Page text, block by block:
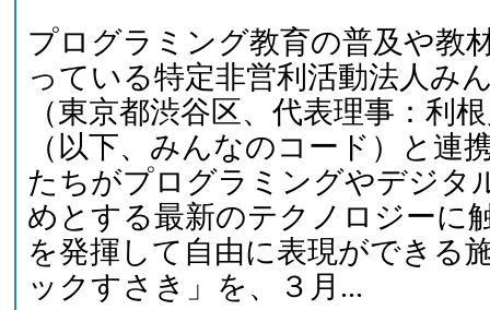
プログラミング教育の普及や教
っている特定非営利活動法人み
（東京都渋谷区、代表理事：利
（以下、みんなのコード）と連
たちがプログラミングやデジタ
めとする最新のテクノロジーに
を発揮して自由に表現ができる
ックすさき」を、３月...